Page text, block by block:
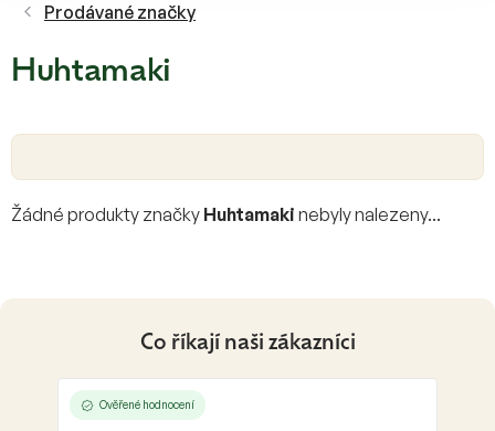
Prodávané značky
Huhtamaki
Žádné produkty značky Huhtamaki nebyly nalezeny...
Co říkají naši zákazníci
Ověřené hodnocení